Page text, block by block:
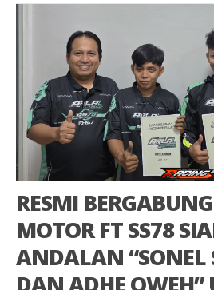
RESMI
MOTOR FT SS78
ANDALAN “SONEL